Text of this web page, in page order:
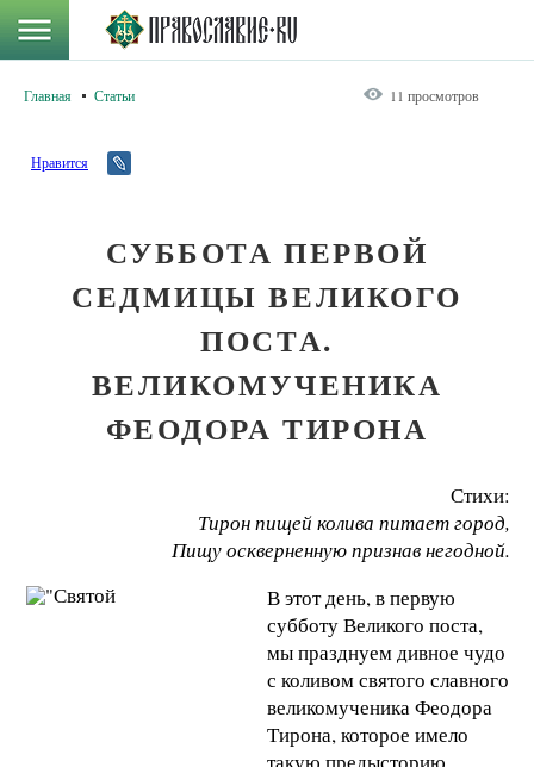
Главная Статьи 11 просмотров
Нравится
СУББОТА ПЕРВОЙ
СЕДМИЦЫ ВЕЛИКОГО
ПОСТА.
ВЕЛИКОМУЧЕНИКА
ФЕОДОРА ТИРОНА
Стихи:
Тирон пищей колива питает город,
Пищу оскверненную признав негодной.
В этот день, в первую
субботу Великого поста,
мы празднуем дивное чудо
с коливом святого славного
великомученика Феодора
Тирона, которое имело
такую предысторию.